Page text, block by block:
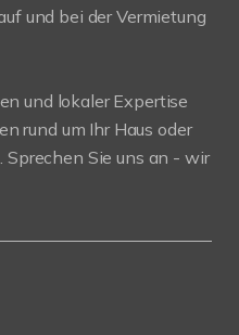
und bei der Vermietung
und lokaler Expertise
rund um Ihr Haus oder
Sie uns an - wir